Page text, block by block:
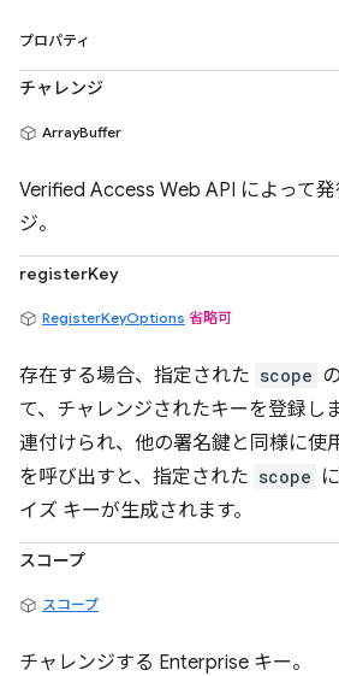
プロパティ
チャレンジ
ArrayBuffer
Verified Access Web API によって
ジ。
registerKey
RegisterKeyOptions 省略可
存在する場合、指定された scope
て、チャレンジされたキーを登録し
連付けられ、他の署名鍵と同様に使
を呼び出すと、指定された scope
イズ キーが生成されます。
スコープ
スコープ
チャレンジする Enterprise キー。